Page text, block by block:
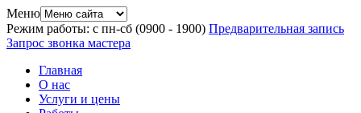
Меню
Режим работы: с пн-сб (0900 - 1900) Предварительная запись
Запрос звонка мастера
Главная
О нас
Услуги и цены